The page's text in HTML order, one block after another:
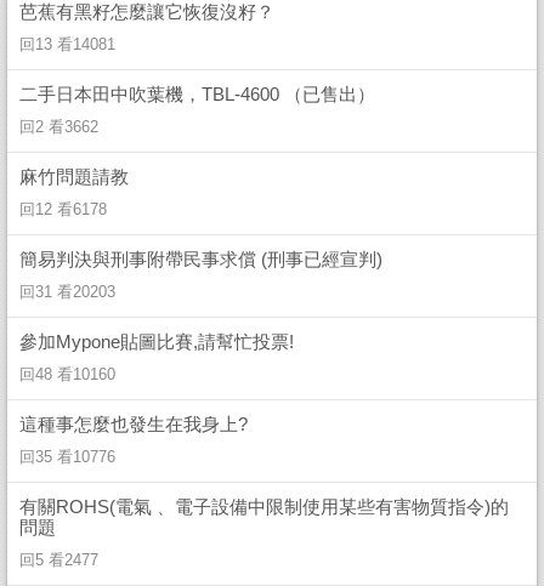
芭蕉有黑籽怎麼讓它恢復沒籽？
回13 看14081
二手日本田中吹葉機，TBL-4600 （已售出）
回2 看3662
麻竹問題請教
回12 看6178
簡易判決與刑事附帶民事求償 (刑事已經宣判)
回31 看20203
參加Mypone貼圖比賽,請幫忙投票!
回48 看10160
這種事怎麼也發生在我身上?
回35 看10776
有關ROHS(電氣 、電子設備中限制使用某些有害物質指令)的
問題
回5 看2477